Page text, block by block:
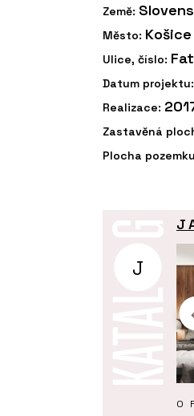
Země:
Město: Košice
Ulice, číslo:
Datum projektu:
Realizace:
Zastavěná
Plocha
J
O